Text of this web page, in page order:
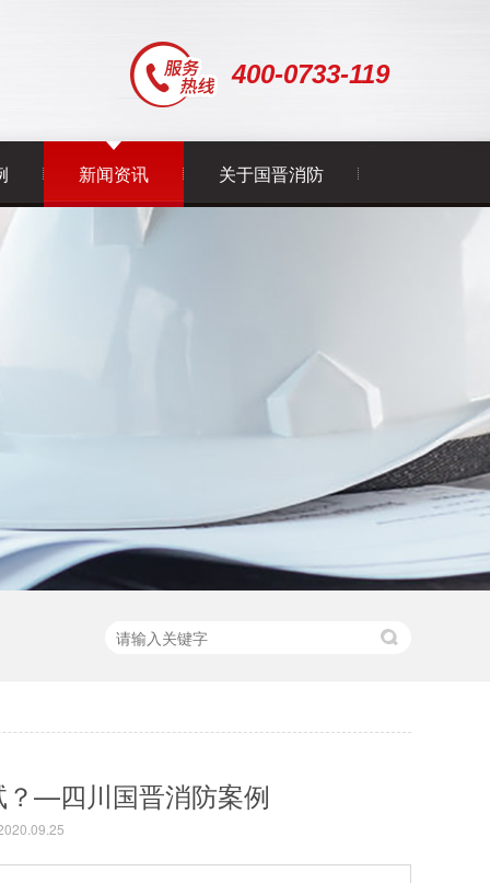
400-0733-119
新闻资讯 关于国晋消防
？—四川国晋消防案例